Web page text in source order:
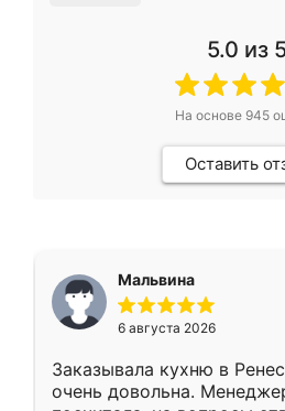
5.0 из
На основе 945
Оставить
Мальвина
6 августа 2026
Заказывала кухню в
очень довольна.